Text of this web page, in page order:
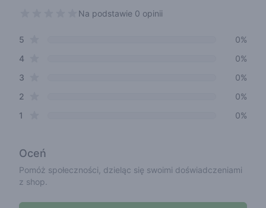
Na podstawie 0 opinii
Review data
5
0%
4star reviews
0%
3
0%
2
0%
1
0%
Oceń
Pomóż społeczności, dzieląc się swoimi doświadczeniami
z shop.